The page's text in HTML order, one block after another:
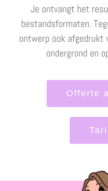
Je ontvangt het
bestandsformaten.
ontwerp ook afgedrukt
ondergrond en
Offerte